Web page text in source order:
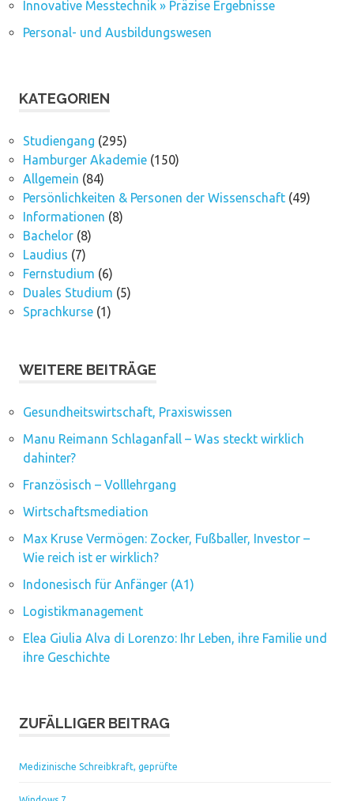
Innovative Messtechnik » Präzise Ergebnisse
Personal- und Ausbildungswesen
KATEGORIEN
Studiengang (295)
Hamburger Akademie(150)
Allgemein (84)
Persönlichkeiten & Personen der Wissenschaft(49)
Informationen (8)
Bachelor(8)
Laudius (7)
Fernstudium (6)
Duales Studium (5)
Sprachkurse(1)
WEITERE BEITRÄGE
Gesundheitswirtschaft, Praxiswissen
Manu Reimann Schlaganfall – Was steckt wirklich
dahinter?
Französisch – Volllehrgang
Wirtschaftsmediation
Max Kruse Vermögen: Zocker, Fußballer, Investor –
Wie reich ist er wirklich?
Indonesisch für Anfänger (A1)
Logistikmanagement
Elea Giulia Alva di Lorenzo: Ihr Leben, ihre Familie und
ihre Geschichte
ZUFÄLLIGER BEITRAG
Medizinische Schreibkraft, geprüfte